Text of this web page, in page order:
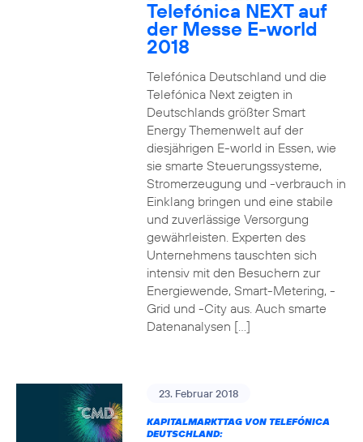
Telefónica NEXT auf
der Messe E-world
2018
Telefónica Deutschland und die
Telefónica Next zeigten in
Deutschlands größter Smart
Energy Themenwelt auf der
diesjährigen E-world in Essen, wie
sie smarte Steuerungssysteme,
Stromerzeugung und -verbrauch in
Einklang bringen und eine stabile
und zuverlässige Versorgung
gewährleisten. Experten des
Unternehmens tauschten sich
intensiv mit den Besuchern zur
Energiewende, Smart-Metering, -
Grid und -City aus. Auch smarte
Datenanalysen […]
23. Februar 2018
KAPITALMARKTTAG VON TELEFÓNICA
DEUTSCHLAND: